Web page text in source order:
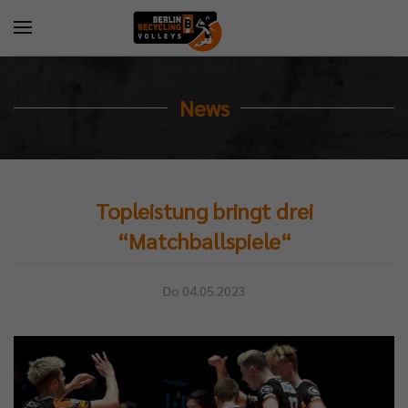
News
Topleistung bringt drei
“Matchballspiele“
Do 04.05.2023